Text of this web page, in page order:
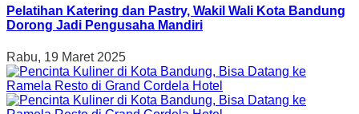
Pelatihan Katering dan Pastry, Wakil Wali Kota Bandung
Dorong Jadi Pengusaha Mandiri
Rabu, 19 Maret 2025